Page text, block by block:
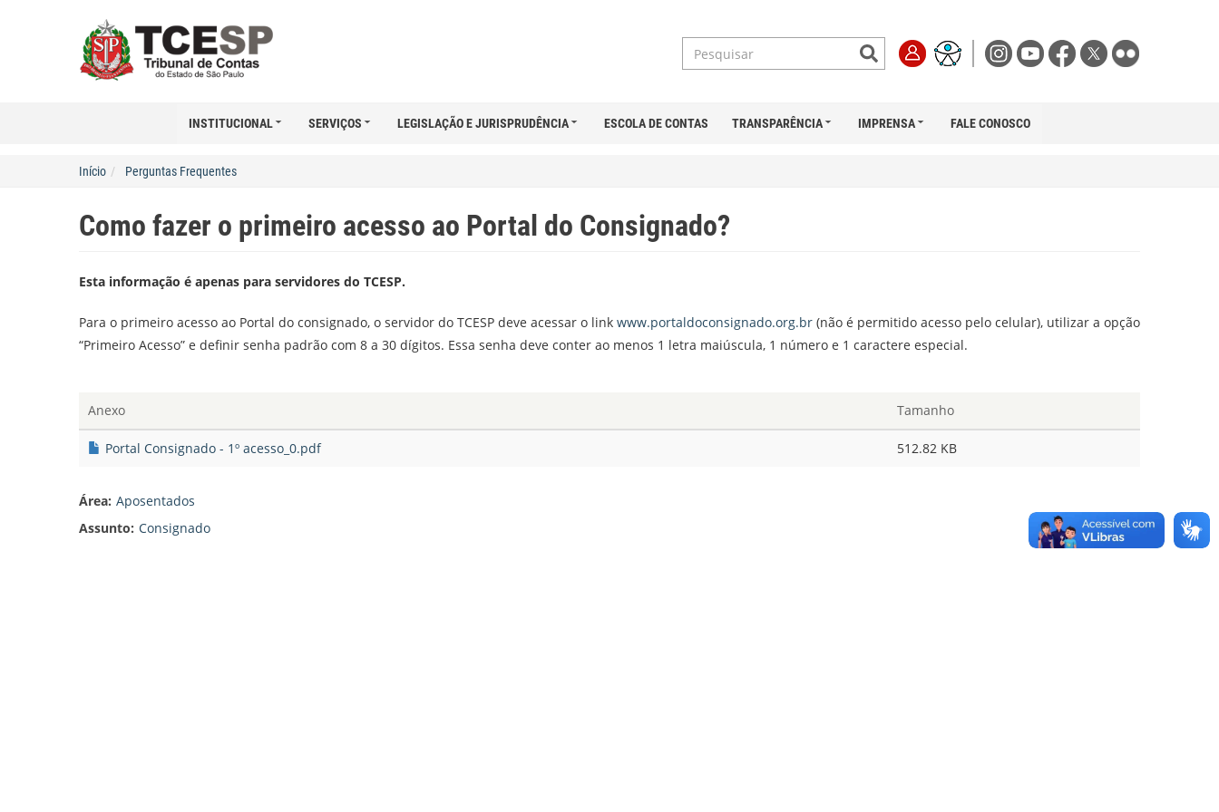
INSTITUCIONAL SERVIÇOS LEGISLAÇÃO E JURISPRUDÊNCIA ESCOLA DE CONTAS TRANSPARÊNCIA IMPRENSA FALE CONOSCO
Início Perguntas Frequentes
Como fazer o primeiro acesso ao Portal do Consignado?
Esta informação é apenas para servidores do TCESP.
Para o primeiro acesso ao Portal do consignado, o servidor do TCESP deve acessar o link www.portaldoconsignado.org.br (não é permitido acesso pelo celular), utilizar a opção
“Primeiro Acesso” e definir senha padrão com 8 a 30 dígitos. Essa senha deve conter ao menos 1 letra maiúscula, 1 número e 1 caractere especial.
Anexo Tamanho
Portal Consignado - 1º acesso_0.pdf 512.82 KB
Área: Aposentados
Assunto: Consignado